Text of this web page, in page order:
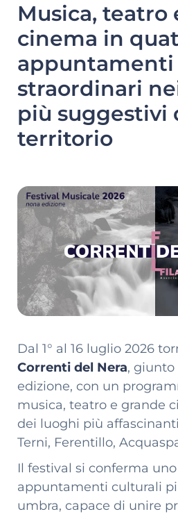
Musica, teatro
cinema in
appuntamenti
straordinari
più suggestivi
territorio
Dal 1° al 16 luglio 2026
Correnti del Nera, giunto
edizione, con un
musica, teatro e grande
dei luoghi più
Terni, Ferentillo,
Il festival si conferma
appuntamenti culturali
umbra, capace di unire